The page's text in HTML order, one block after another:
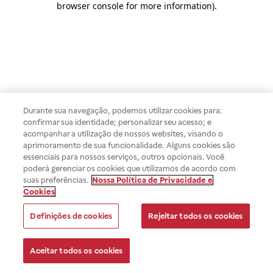
browser console for more information).
Durante sua navegação, podemos utilizar cookies para:
confirmar sua identidade; personalizar seu acesso; e
acompanhar a utilização de nossos websites, visando o
aprimoramento de sua funcionalidade. Alguns cookies são
essenciais para nossos serviços, outros opcionais. Você
poderá gerenciar os cookies que utilizamos de acordo com
suas preferências. Nossa Política de Privacidade e
Cookies
Definições de cookies Rejeitar todos os cookies
Aceitar todos os cookies